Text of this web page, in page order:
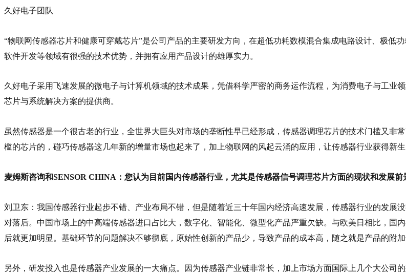
久好电子团队
“物联网传感器芯片和健康可穿戴芯片”是公司产品的主要研发方向，在超低功耗数模混合集成电路设计、极低
软件开发等领域有很强的技术优势，并拥有应用产品设计的雄厚实力。
久好电子采用飞速发展的微电子与计算机领域的技术成果，凭借科学严密的商务运作流程，为消费电子与工业
芯片与系统解决方案的提供商。
虽然传感器是一个很古老的行业，全世界大巨头对市场的垄断性早已经形成，传感器调理芯片的技术门槛又非
槛的芯片的，碰巧传感器这几年新的增量市场也起来了，加上物联网的风起云涌的应用，让传感器行业获得新生
麦姆斯咨询和SENSOR CHINA：您认为目前国内传感器行业，尤其是传感器信号调理芯片方面的现状和发展前
刘卫东：我国传感器行业起步不错、产业布局不错，但是随着近三十年国内经济高速发展，传感器行业的发展
对落后。中国市场上的中高端传感器进口占比大，数字化、智能化、微型化产品严重欠缺。与欧美日相比，国
后就更加明显。基础环节的问题解决不够彻底，原始性创新的产品少，导致产品的成本高，随之就是产品的附加
另外，研发投入也是传感器产业发展的一大痛点。因为传感器产业链非常长，加上市场方面国际上几个大公